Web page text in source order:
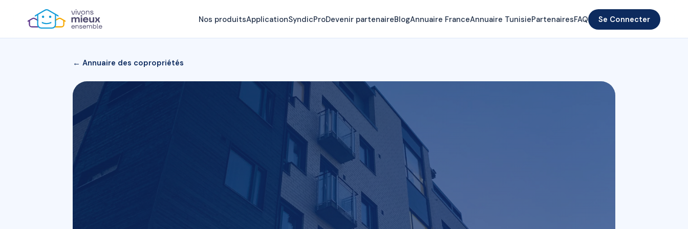
Nos produitsApplicationSyndicProDevenir partenaireBlogAnnuaire FranceAnnuaire TunisiePartenairesFAQ Se Connecter
← Annuaire des copropriétés